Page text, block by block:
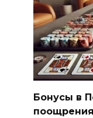
Бонусы в